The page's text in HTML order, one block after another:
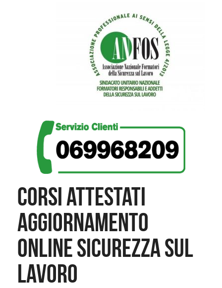
CORSI ATTESTATI
AGGIORNAMENTO
ONLINE SICUREZZA SUL
LAVORO